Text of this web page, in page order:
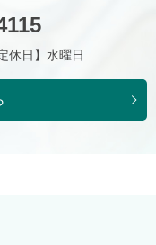
休日】水曜日